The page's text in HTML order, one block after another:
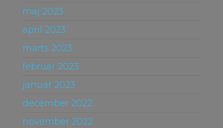
maj 2023
april 2023
marts 2023
februar 2023
januar 2023
december 2022
november 2022